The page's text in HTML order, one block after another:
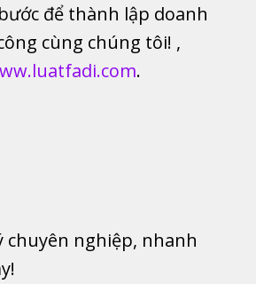
để thành lập doanh
cùng chúng tôi! ,
.
chuyên nghiệp, nhanh